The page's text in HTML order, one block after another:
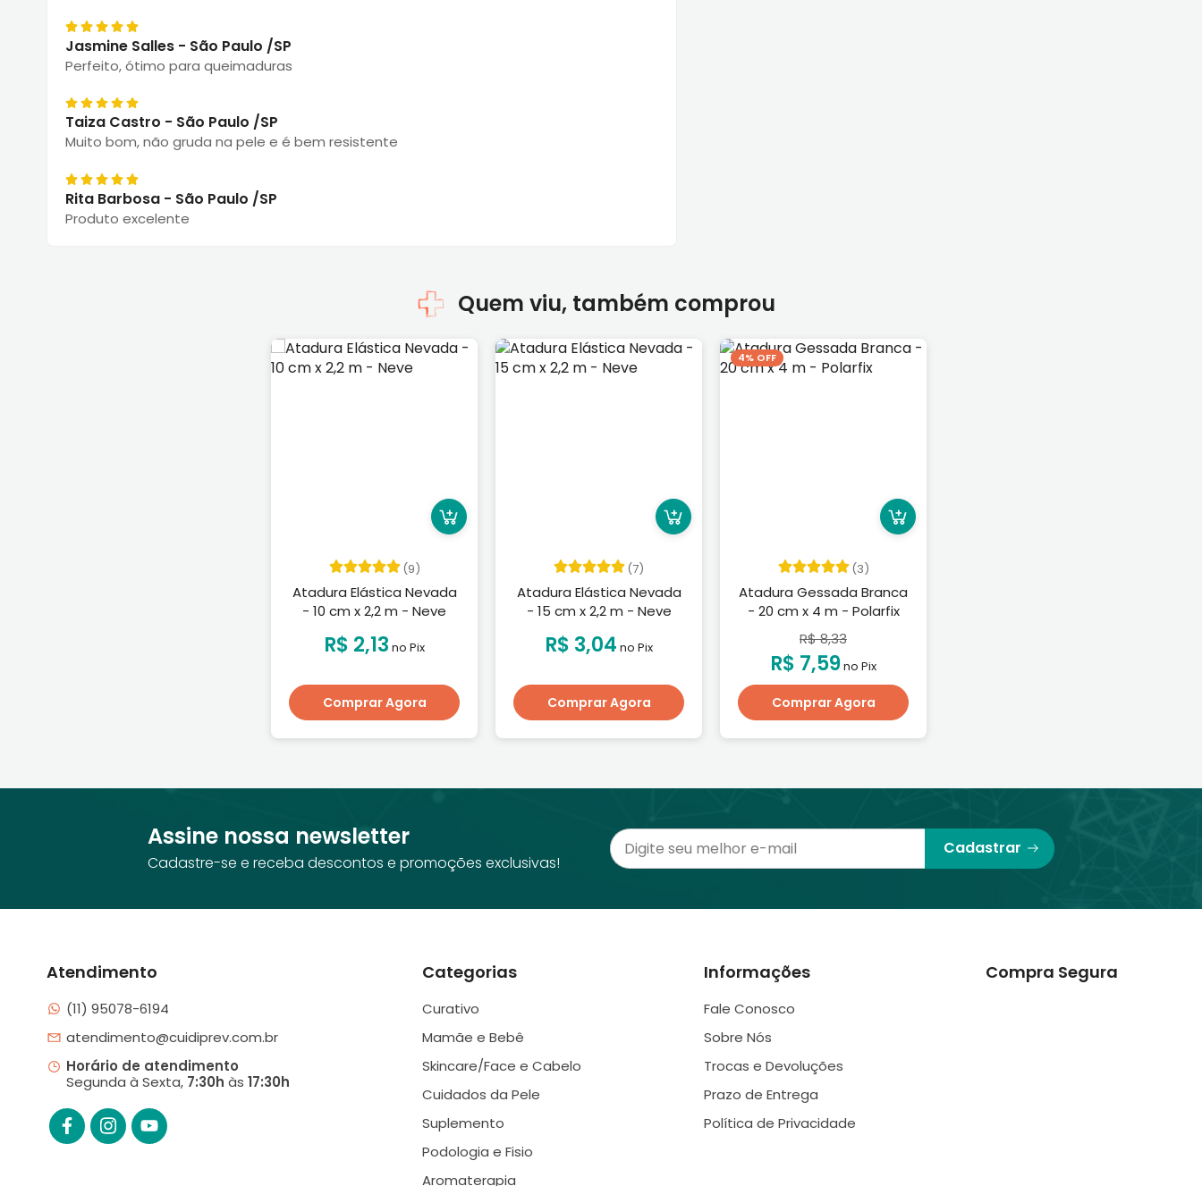
Jasmine Salles - São Paulo /SP
Perfeito, ótimo para queimaduras
Taiza Castro - São Paulo /SP
Muito bom, não gruda na pele e é bem resistente
Rita Barbosa - São Paulo /SP
Produto excelente
Quem viu, também comprou
(9)
Atadura Elástica Nevada
- 10 cm x 2,2 m - Neve
R$ 2,13 no Pix
Comprar Agora
(7)
Atadura Elástica Nevada
- 15 cm x 2,2 m - Neve
R$ 3,04 no Pix
Comprar Agora
4% OFF
(3)
Atadura Gessada Branca
- 20 cm x 4 m - Polarfix
R$ 8,33
R$ 7,59no Pix
Comprar Agora
Assine nossa newsletter
Cadastre-se e receba descontos e promoções exclusivas!
Cadastrar
Categorias
Curativo
Mamãe e Bebê
Skincare/Face e Cabelo
Cuidados da Pele
Suplemento
Podologia e Fisio
Aromaterapia
Informações
Fale Conosco
Sobre Nós
Trocas e Devoluções
Prazo de Entrega
Política de Privacidade
Compra Segura
Atendimento
(11) 95078-6194
atendimento@cuidiprev.com.br
Horário de atendimento
Segunda à Sexta, 7:30h às17:30h